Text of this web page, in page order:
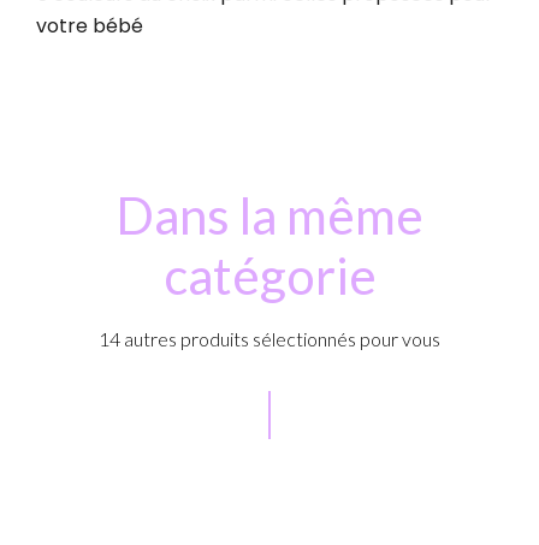
votre bébé
Dans la même
catégorie
14 autres produits sélectionnés pour vous